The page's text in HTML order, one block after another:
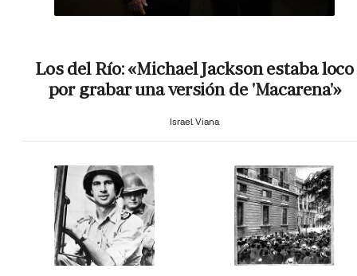
Los del Río: «Michael Jackson estaba loco
por grabar una versión de 'Macarena'»
Israel Viana